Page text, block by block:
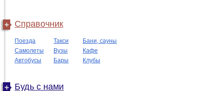
Справочник
Поезда Такси
Бани, сауны
Самолеты
Вузы
Кафе
Автобусы
Бары Клубы
Будь с нами